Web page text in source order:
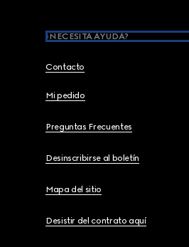
¿NECESITA AYUDA?
Contacto
Mi pedido
Preguntas Frecuentes
Desinscribirse al boletín
Mapa del sitio
Desistir del contrato aquí